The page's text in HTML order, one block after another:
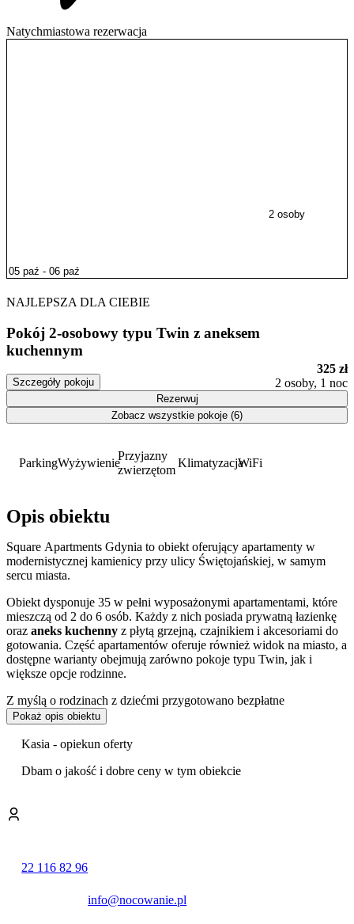
Natychmiastowa rezerwacja
ParkingWyżywienie
Przyjazny
zwierzętom
KlimatyzacjaWiFi
Opis obiektu
Square Apartments Gdynia to obiekt oferujący apartamenty w
modernistycznej kamienicy przy ulicy Świętojańskiej, w samym
sercu miasta.
Obiekt dysponuje 35 w pełni wyposażonymi apartamentami, które
mieszczą od 2 do 6 osób. Każdy z nich posiada prywatną łazienkę
oraz aneks kuchenny z płytą grzejną, czajnikiem i akcesoriami do
gotowania. Część apartamentów oferuje również widok na miasto, a
dostępne warianty obejmują zarówno pokoje typu Twin, jak i
większe opcje rodzinne.
Z myślą o rodzinach z dziećmi przygotowano bezpłatne
udogodnienia, takie jak łóżeczka, wanienki do kąpieli oraz krzesełka
do karmienia.
bezpłatna przechowalnia bagażu. Na terenie obiektu zapewniono
wykupienia śniadań, które serwowane są w restauracji znajdującej
swoich opiniach szczególnie chwalą profesjonalną obsługę oraz
Apartamenty znajdują się przy reprezentacyjnej ulicy
Pokaż opis obiektu
Kasia - opiekun oferty
Dbam o jakość i dobre ceny w tym obiekcie
22 116 82 96
info@nocowanie.pl
2 osoby
NAJLEPSZA DLA CIEBIE
Pokój 2-osobowy typu Twin z aneksem
kuchennym
Szczegóły pokoju
325 zł
2 osoby, 1 noc
Rezerwuj
Zobacz wszystkie pokoje (6)